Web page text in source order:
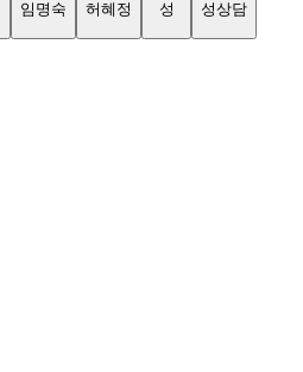
임명숙 허혜정 성 성상담